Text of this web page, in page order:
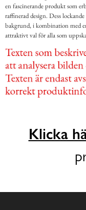
en fascinerande produkt som
raffinerad design. Dess
bakgrund, i kombination med
attraktivt val för alla som
Klicka